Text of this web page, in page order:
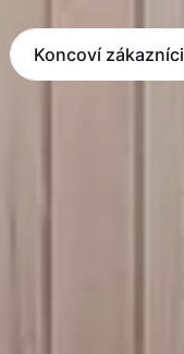
Koncoví zákazníci